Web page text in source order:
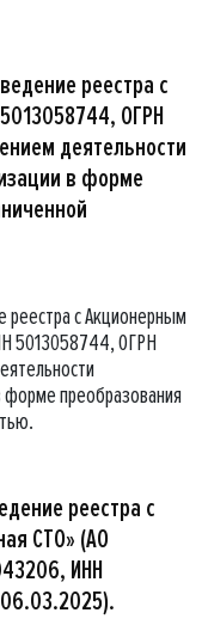
реестра с
ОГРН
деятельности
в форме
с Акционерным
5013058744, ОГРН
форме преобразования
реестра с
СТО» (АО
ИНН